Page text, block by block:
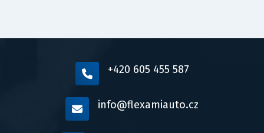
+420 605 455 587
info@flexamiauto.cz